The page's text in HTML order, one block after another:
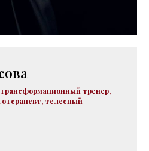
тренер,
телесный